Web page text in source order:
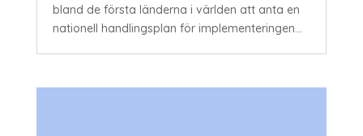
bland de första länderna i världen att anta en
nationell handlingsplan för implementeringen...